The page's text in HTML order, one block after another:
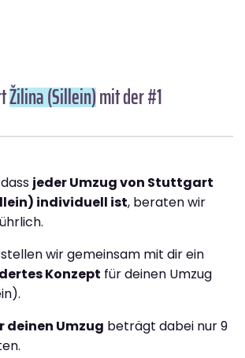
Žilina (Sillein)mit der #1
jeder Umzug von Stuttgart
individuell ist, beraten wir
wir gemeinsam mit dir ein
Konzept für deinen Umzug
deinen Umzug beträgt dabei nur 9